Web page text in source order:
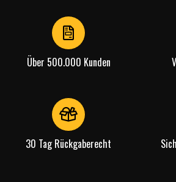
Kapazität:
Höhe:
Weitere Informationen zu den
Über 500.000 Kunden
30 Tag Rückgaberecht